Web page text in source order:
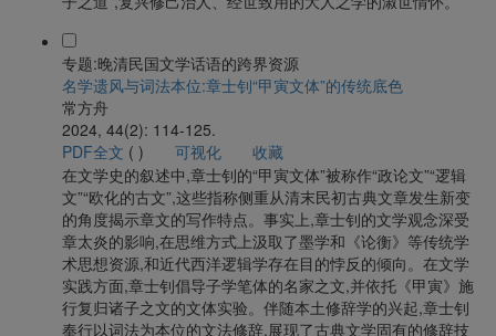
专题:晚清民国文学话语的跨界资源
名学遗风与词法本位:章士钊“甲寅文体”的传统底色
常方舟
2024, 44(2): 114-125.
PDF全文 ( ) 可视化
收藏
在文学史的叙述中,章士钊的“甲寅文体”被称作“政论文”“逻辑
文”“欧化的古文”,这些指称侧重从清末民初古典文章发生新变
的角度揭示章文的写作特点。事实上,章士钊的文学观念深受
章太炎的影响,在思维方式上汲取了墨学和《论衡》等传统学
术思想资源,和近代西洋逻辑学存在目的悖反的倾向。在文学
实践方面,章士钊倡导子学笔体的名家之文,并依托《甲寅》施
行复归诸子之文的文体实验。伴随本土修辞学的兴起,章士钊
奉行以词法为本位的文法修辞,展现了古典文学固有的修辞技